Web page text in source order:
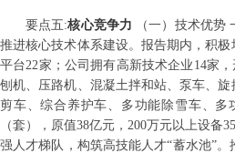
要点五:核心竞争力
（一）技术优
推进核心技术体系建设。报告期内，积
平台22家；公司拥有高新技术企业14家
刨机、压路机、混凝土拌和站、泵车、
剪车、综合养护车、多功能除雪车、多
（套），原值38亿元，200万元以上设
强人才梯队，构筑高技能人才“蓄水池”